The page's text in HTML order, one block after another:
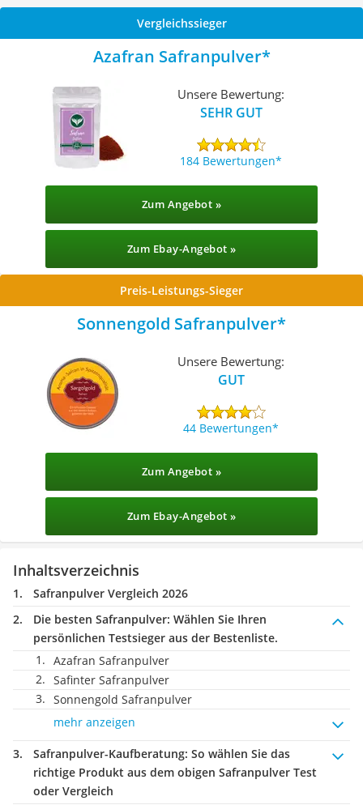
Vergleichssieger
Azafran Safranpulver
Unsere Bewertung:
SEHR GUT
184 Bewertungen
Zum Angebot »
Zum Ebay-Angebot »
Preis-Leistungs-Sieger
Sonnengold Safranpulver
Unsere Bewertung:
GUT
44 Bewertungen
Zum Angebot »
Zum Ebay-Angebot »
Inhaltsverzeichnis
Safranpulver Vergleich 2026
Die besten Safranpulver: Wählen Sie Ihren
persönlichen Testsieger aus der Bestenliste.
Azafran Safranpulver
Safinter Safranpulver
Sonnengold Safranpulver
mehr anzeigen
Safranpulver-Kaufberatung: So wählen Sie das
richtige Produkt aus dem obigen Safranpulver Test
oder Vergleich